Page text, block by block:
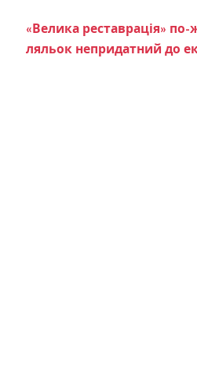
«Велика реставрація»
ляльок непридатний до